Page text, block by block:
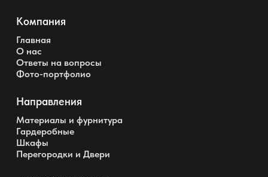
Компания
Главная
О нас
Ответы на вопросы
Фото-портфолио
Направления
Материалы и фурнитура
Гардеробные
Шкафы
Перегородки и Двери